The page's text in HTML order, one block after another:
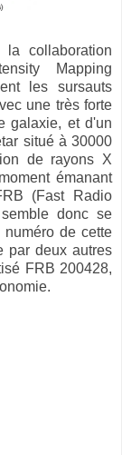
collaboration
Mapping
les sursauts
une très forte
galaxie, et d'un
situé à 30000
de rayons X
émanant
(Fast Radio
donc se
de cette
par deux autres
FRB 200428,